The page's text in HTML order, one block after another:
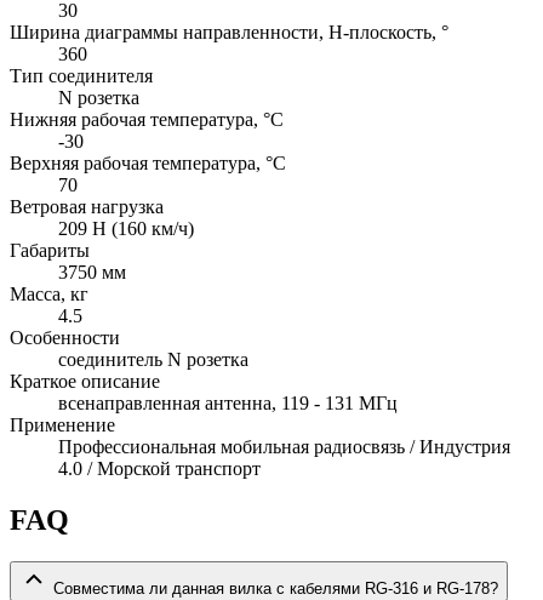
30
Ширина диаграммы направленности, H-плоскость, °
360
Тип соединителя
N розетка
Нижняя рабочая температура, °C
-30
Верхняя рабочая температура, °C
70
Ветровая нагрузка
209 Н (160 км/ч)
Габариты
3750 мм
Масса, кг
4.5
Особенности
соединитель N розетка
Краткое описание
всенаправленная антенна, 119 - 131 МГц
Применение
Профессиональная мобильная радиосвязь / Индустрия
4.0 / Морской транспорт
FAQ
Совместима ли данная вилка с кабелями RG-316 и RG-178?